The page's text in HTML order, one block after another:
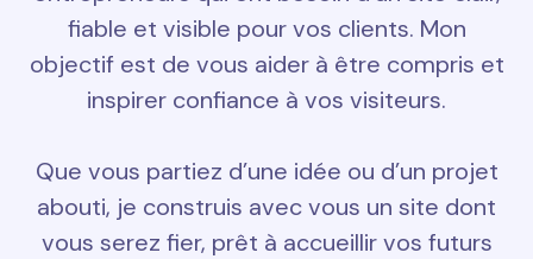
fiable et visible pour vos clients. Mon
objectif est de vous aider à être compris et
inspirer confiance à vos visiteurs.
Que vous partiez d’une idée ou d’un projet
abouti, je construis avec vous un site dont
vous serez fier, prêt à accueillir vos futurs